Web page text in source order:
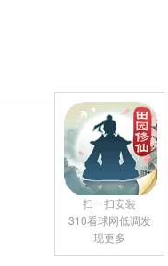
扫一扫安装
310看球网低调发
现更多